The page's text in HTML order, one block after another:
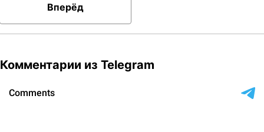
Вперёд
Комментарии из Telegram